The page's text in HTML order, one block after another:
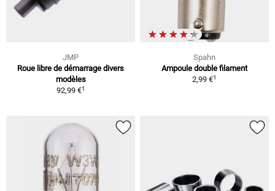
JMP
Roue libre de démarrage divers
modèles
92,99 €1
Spahn
Ampoule double filament
2,99 €1